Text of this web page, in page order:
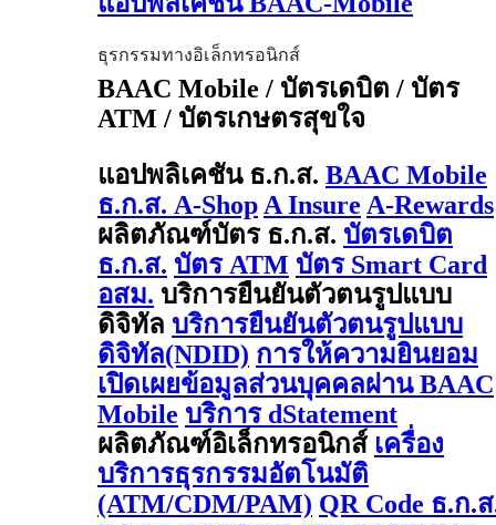
ธุรกรรมทางอิเล็กทรอนิกส์
BAAC Mobile / บัตรเดบิต / บัตร
ATM / บัตรเกษตรสุขใจ
แอปพลิเคชัน ธ.ก.ส. BAAC Mobile
ธ.ก.ส. A-Shop A Insure A-Rewards
ผลิตภัณฑ์บัตร ธ.ก.ส. บัตรเดบิต
ธ.ก.ส. บัตร ATM บัตร Smart Card
อสม. บริการยืนยันตัวตนรูปแบบ
ดิจิทัล บริการยืนยันตัวตนรูปแบบ
ดิจิทัล(NDID) การให้ความยินยอม
เปิดเผยข้อมูลส่วนบุคคลผ่าน BAAC
Mobile บริการ dStatement
ผลิตภัณฑ์อิเล็กทรอนิกส์ เครื่อง
บริการธุรกรรมอัตโนมัติ
(ATM/CDM/PAM) QR Code ธ.ก.